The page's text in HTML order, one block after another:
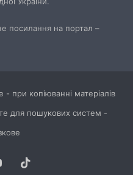
посилання на портал –
при копіюванні матеріалів
для пошукових систем -
YouTube